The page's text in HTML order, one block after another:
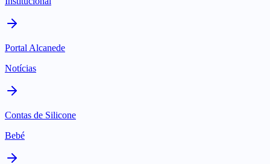
Portal Alcanede
Notícias
Contas de Silicone
Bebé